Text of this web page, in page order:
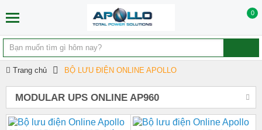
0
Trang chủ
BỘ LƯU ĐIỆN ONLINE APOLLO
MODULAR UPS ONLINE AP960